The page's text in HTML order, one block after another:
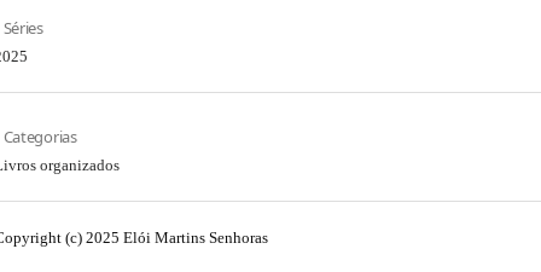
Séries
Categorias
organizados
(c) 2025 Elói Martins Senhoras